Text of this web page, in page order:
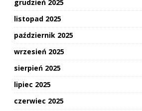
grudzień 2025
listopad 2025
październik 2025
wrzesień 2025
sierpień 2025
lipiec 2025
czerwiec 2025